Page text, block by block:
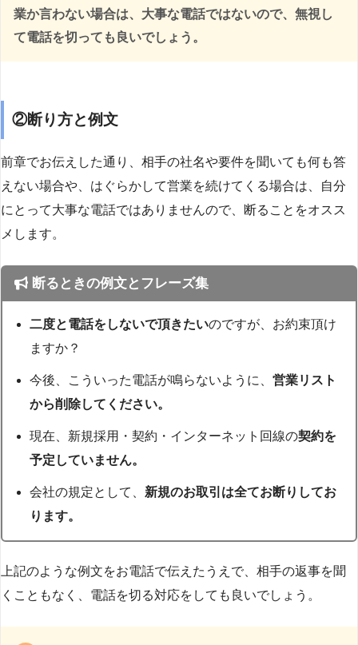
業か言わない場合は、大事な電話ではないので、無視し
て電話を切っても良いでしょう。
②断り方と例文
前章でお伝えした通り、相手の社名や要件を聞いても何も答
えない場合や、はぐらかして営業を続けてくる場合は、自分
にとって大事な電話ではありませんので、断ることをオスス
メします。
断るときの例文とフレーズ集
二度と電話をしないで頂きたいのですが、お約束頂け
ますか？
今後、こういった電話が鳴らないように、営業リスト
から削除してください。
現在、新規採用・契約・インターネット回線の契約を
予定していません。
会社の規定として、 新規のお取引は全てお断りしてお
ります。
上記のような例文をお電話で伝えたうえで、相手の返事を聞
くこともなく、電話を切る対応をしても良いでしょう。